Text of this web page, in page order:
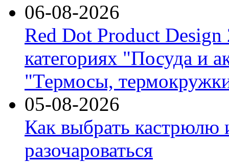
06-08-2026
Red Dot Product Design
категориях "Посуда и
"Термосы,
05-08-2026
Как выбрать кастрюлю
разочароваться